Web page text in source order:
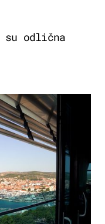
su odlična